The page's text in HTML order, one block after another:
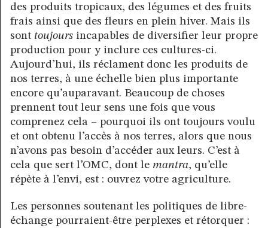
des produits tropicaux, des légumes et des fruits
frais ainsi que des fleurs en plein hiver. Mais ils
sont toujours incapables de diversifier leur propre
production pour y inclure ces cultures-ci.
Aujourd’hui, ils réclament donc les produits de
nos terres, à une échelle bien plus importante
encore qu’auparavant. Beaucoup de choses
prennent tout leur sens une fois que vous
comprenez cela – pourquoi ils ont toujours voulu
et ont obtenu l’accès à nos terres, alors que nous
n’avons pas besoin d’accéder aux leurs. C’est à
cela que sert l’OMC, dont le mantra, qu’elle
répète à l’envi, est : ouvrez votre agriculture.
Les personnes soutenant les politiques de libre-
échange pourraient-être perplexes et rétorquer :